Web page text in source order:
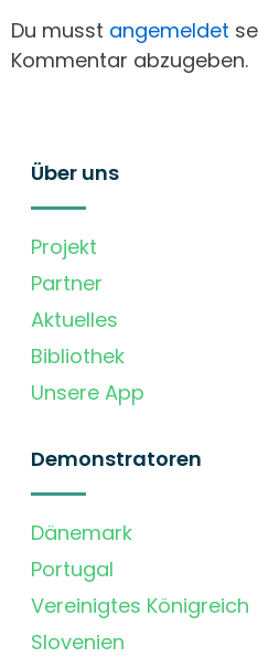
Du musst angemeldet
Kommentar abzugeben.
Über uns
Projekt
Partner
Aktuelles
Bibliothek
Unsere App
Demonstratoren
Dänemark
Portugal
Vereinigtes Königreich
Slovenien